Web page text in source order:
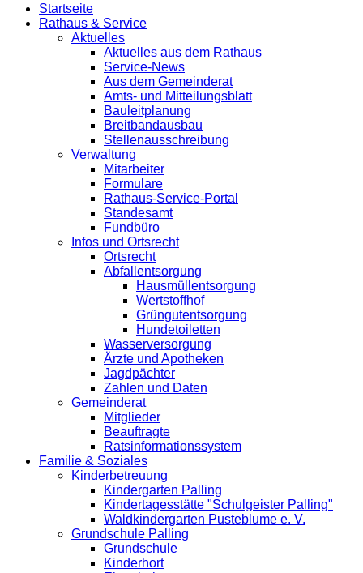
Startseite
Rathaus & Service
Aktuelles
Aktuelles aus dem Rathaus
Service-News
Aus dem Gemeinderat
Amts- und Mitteilungsblatt
Bauleitplanung
Breitbandausbau
Stellenausschreibung
Verwaltung
Mitarbeiter
Formulare
Rathaus-Service-Portal
Standesamt
Fundbüro
Infos und Ortsrecht
Ortsrecht
Abfallentsorgung
Hausmüllentsorgung
Wertstoffhof
Grüngutentsorgung
Hundetoiletten
Wasserversorgung
Ärzte und Apotheken
Jagdpächter
Zahlen und Daten
Gemeinderat
Mitglieder
Beauftragte
Ratsinformationssystem
Familie & Soziales
Kinderbetreuung
Kindergarten Palling
Kindertagesstätte "Schulgeister Palling"
Waldkindergarten Pusteblume e. V.
Grundschule Palling
Grundschule
Kinderhort